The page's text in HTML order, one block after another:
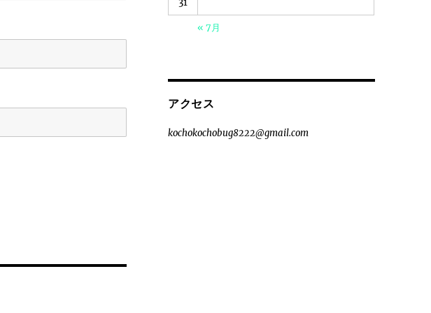
« 7月
アクセス
kochokochobug8222@gmail.com